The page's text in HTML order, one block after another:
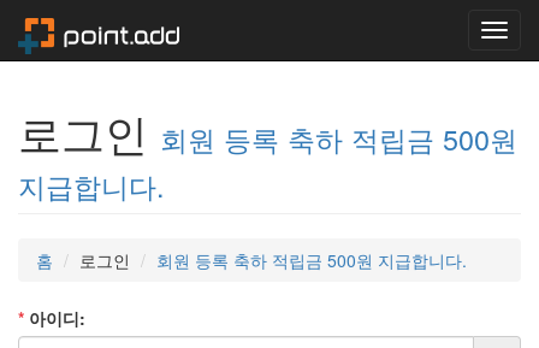
로그인 회원 등록 축하 적립금 500원
지급합니다.
홈 로그인 회원 등록 축하 적립금 500원 지급합니다.
* 아이디: